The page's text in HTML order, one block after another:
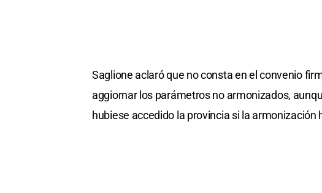
Saglione aclaró que no consta en el convenio
aggiornar los parámetros no armonizados,
hubiese accedido la provincia si la armonización